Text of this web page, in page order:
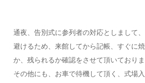
通夜、告別式に参列者の対応としまして
避けるため、来館してから記帳、すぐに
か、残られるか確認をさせて頂いておりま
その他にも、お車で待機して頂く、式場